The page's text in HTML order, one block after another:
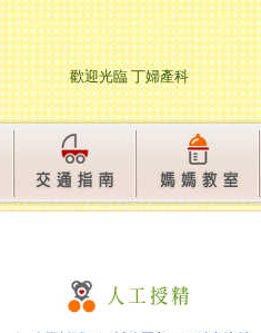
歡迎光臨 丁婦